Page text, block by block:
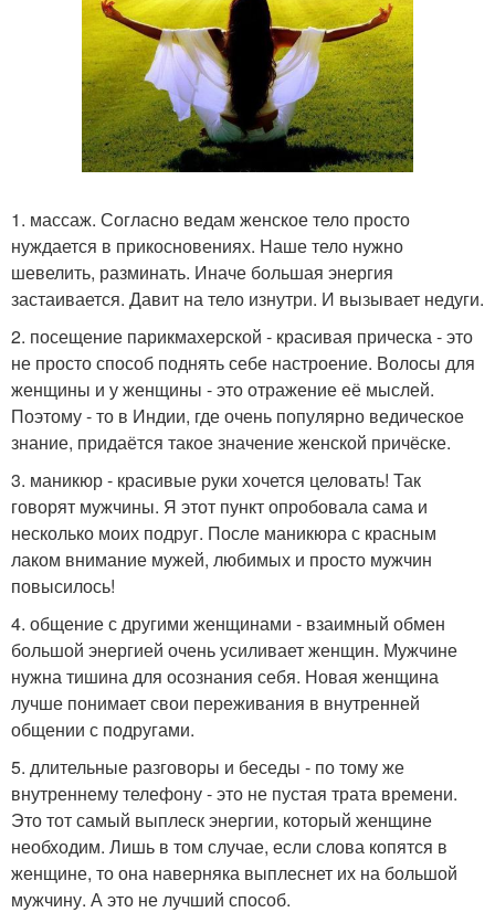
1. массаж. Согласно ведам женское тело просто
нуждается в прикосновениях. Наше тело нужно
шевелить, разминать. Иначе большая энергия
застаивается. Давит на тело изнутри. И вызывает недуги.
2. посещение парикмахерской - красивая прическа - это
не просто способ поднять себе настроение. Волосы для
женщины и у женщины - это отражение её мыслей.
Поэтому - то в Индии, где очень популярно ведическое
знание, придаётся такое значение женской причёске.
3. маникюр - красивые руки хочется целовать! Так
говорят мужчины. Я этот пункт опробовала сама и
несколько моих подруг. После маникюра с красным
лаком внимание мужей, любимых и просто мужчин
повысилось!
4. общение с другими женщинами - взаимный обмен
большой энергией очень усиливает женщин. Мужчине
нужна тишина для осознания себя. Новая женщина
лучше понимает свои переживания в внутренней
общении с подругами.
5. длительные разговоры и беседы - по тому же
внутреннему телефону - это не пустая трата времени.
Это тот самый выплеск энергии, который женщине
необходим. Лишь в том случае, если слова копятся в
женщине, то она наверняка выплеснет их на большой
мужчину. А это не лучший способ.